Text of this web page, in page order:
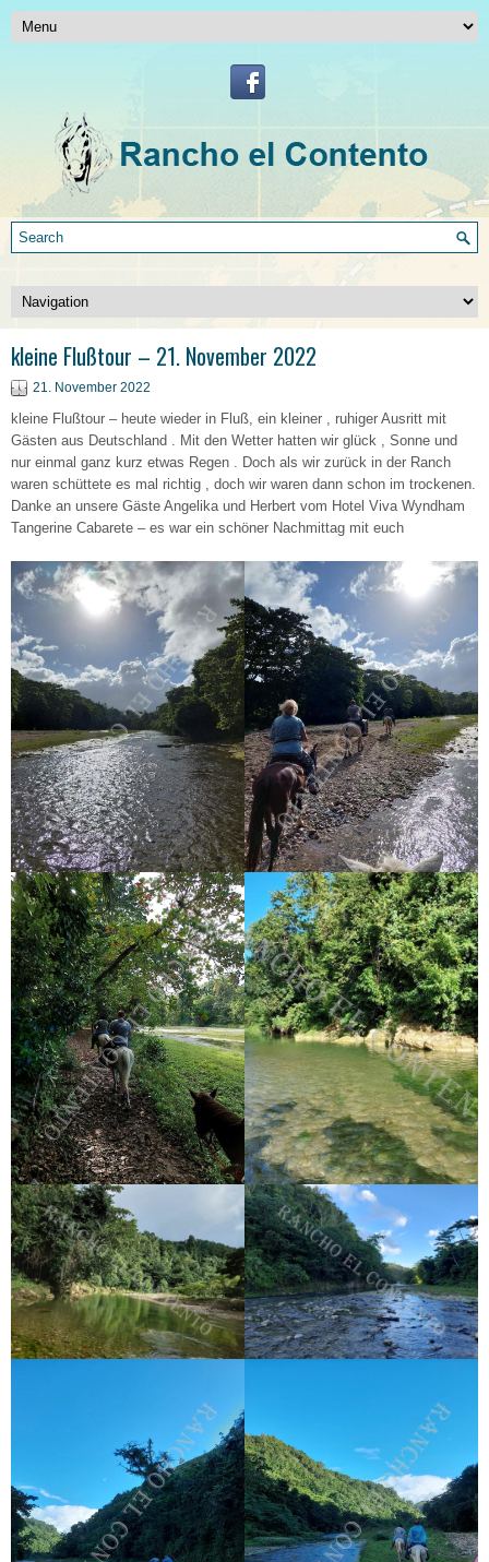
kleine Flußtour – 21. November 2022
21. November 2022
kleine Flußtour – heute wieder in Fluß, ein kleiner , ruhiger Ausritt mit
Gästen aus Deutschland . Mit den Wetter hatten wir glück , Sonne und
nur einmal ganz kurz etwas Regen . Doch als wir zurück in der Ranch
waren schüttete es mal richtig , doch wir waren dann schon im trockenen.
Danke an unsere Gäste Angelika und Herbert vom Hotel Viva Wyndham
Tangerine Cabarete – es war ein schöner Nachmittag mit euch